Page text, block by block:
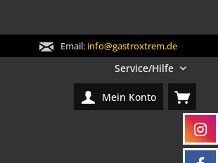
Email: info@gastroxtrem.de
Service/Hilfe
Mein Konto